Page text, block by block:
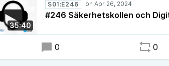
35:40
S01:E246
#246 Säkerhetskollen och
0 0